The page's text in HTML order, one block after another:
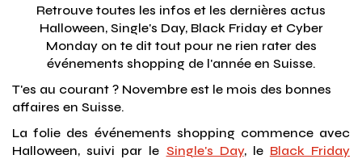
Retrouve toutes les infos et les dernières actus
Halloween, Single's Day, Black Friday et Cyber
Monday on te dit tout pour ne rien rater des
événements shopping de l'année en Suisse.
T'es au courant ? Novembre est le mois des bonnes
affaires en Suisse.
La folie des événements shopping commence avec
Halloween, suivi par le Single's Day, le Black Friday